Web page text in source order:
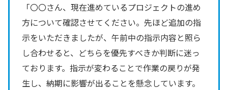
「〇〇さん、現在進めているプロジェクトの進め
方について確認させてください。先ほど追加の指
示をいただきましたが、午前中の指示内容と照ら
し合わせると、どちらを優先すべきか判断に迷っ
ております。指示が変わることで作業の戻りが発
生し、納期に影響が出ることを懸念しています。